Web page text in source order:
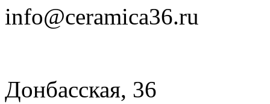
info@ceramica36.ru
Донбасская, 36